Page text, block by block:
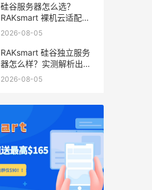
硅谷服务器怎么选？
RAKsmart 裸机云适配跨
境电商 手游后台
2026-08-05
RAKsmart 硅谷独立服务
器怎么样？实测解析出海
业务选型参考
2026-08-05